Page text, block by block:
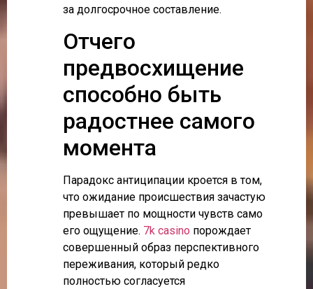
за долгосрочное составление.
Отчего
предвосхищение
способно быть
радостнее самого
момента
Парадокс антиципации кроется в том,
что ожидание происшествия зачастую
превышает по мощности чувств само
его ощущение. 7k casino порождает
совершенный образ перспективного
переживания, который редко
полностью согласуется